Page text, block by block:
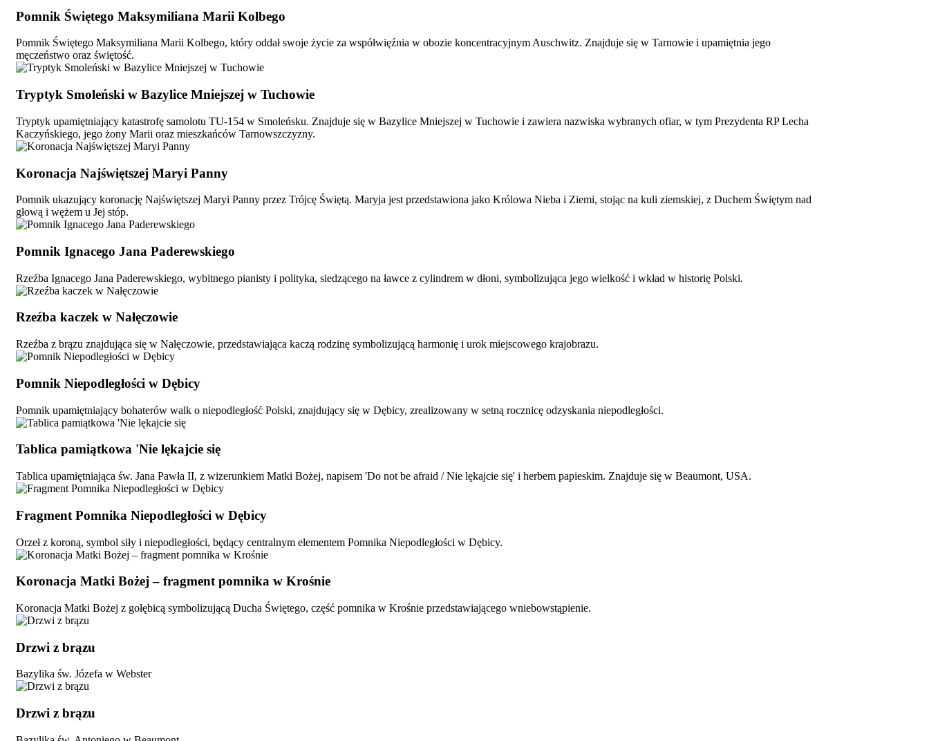
Pomnik Świętego Maksymiliana Marii Kolbego
Pomnik Świętego Maksymiliana Marii Kolbego, który oddał swoje życie za współwięźnia w obozie koncentracyjnym Auschwitz. Znajduje się w Tarnowie i upamiętnia jego
męczeństwo oraz świętość.
Tryptyk Smoleński w Bazylice Mniejszej w Tuchowie
Tryptyk upamiętniający katastrofę samolotu TU-154 w Smoleńsku. Znajduje się w Bazylice Mniejszej w Tuchowie i zawiera nazwiska wybranych ofiar, w tym Prezydenta RP Lecha
Kaczyńskiego, jego żony Marii oraz mieszkańców Tarnowszczyzny.
Koronacja Najświętszej Maryi Panny
Pomnik ukazujący koronację Najświętszej Maryi Panny przez Trójcę Świętą. Maryja jest przedstawiona jako Królowa Nieba i Ziemi, stojąc na kuli ziemskiej, z Duchem Świętym nad
głową i wężem u Jej stóp.
Pomnik Ignacego Jana Paderewskiego
Rzeźba Ignacego Jana Paderewskiego, wybitnego pianisty i polityka, siedzącego na ławce z cylindrem w dłoni, symbolizująca jego wielkość i wkład w historię Polski.
Rzeźba kaczek w Nałęczowie
Rzeźba z brązu znajdująca się w Nałęczowie, przedstawiająca kaczą rodzinę symbolizującą harmonię i urok miejscowego krajobrazu.
Pomnik Niepodległości w Dębicy
Pomnik upamiętniający bohaterów walk o niepodległość Polski, znajdujący się w Dębicy, zrealizowany w setną rocznicę odzyskania niepodległości.
Tablica pamiątkowa 'Nie lękajcie się
Tablica upamiętniająca św. Jana Pawła II, z wizerunkiem Matki Bożej, napisem 'Do not be afraid / Nie lękajcie się' i herbem papieskim. Znajduje się w Beaumont, USA.
Fragment Pomnika Niepodległości w Dębicy
Orzeł z koroną, symbol siły i niepodległości, będący centralnym elementem Pomnika Niepodległości w Dębicy.
Koronacja Matki Bożej – fragment pomnika w Krośnie
Koronacja Matki Bożej z gołębicą symbolizującą Ducha Świętego, część pomnika w Krośnie przedstawiającego wniebowstąpienie.
Drzwi z brązu
Bazylika św. Józefa w Webster
Drzwi z brązu